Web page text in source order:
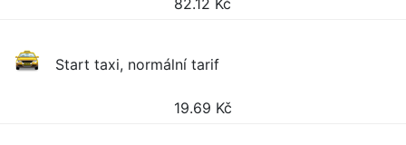
82.12 Kč
Start taxi, normální tarif
19.69 Kč